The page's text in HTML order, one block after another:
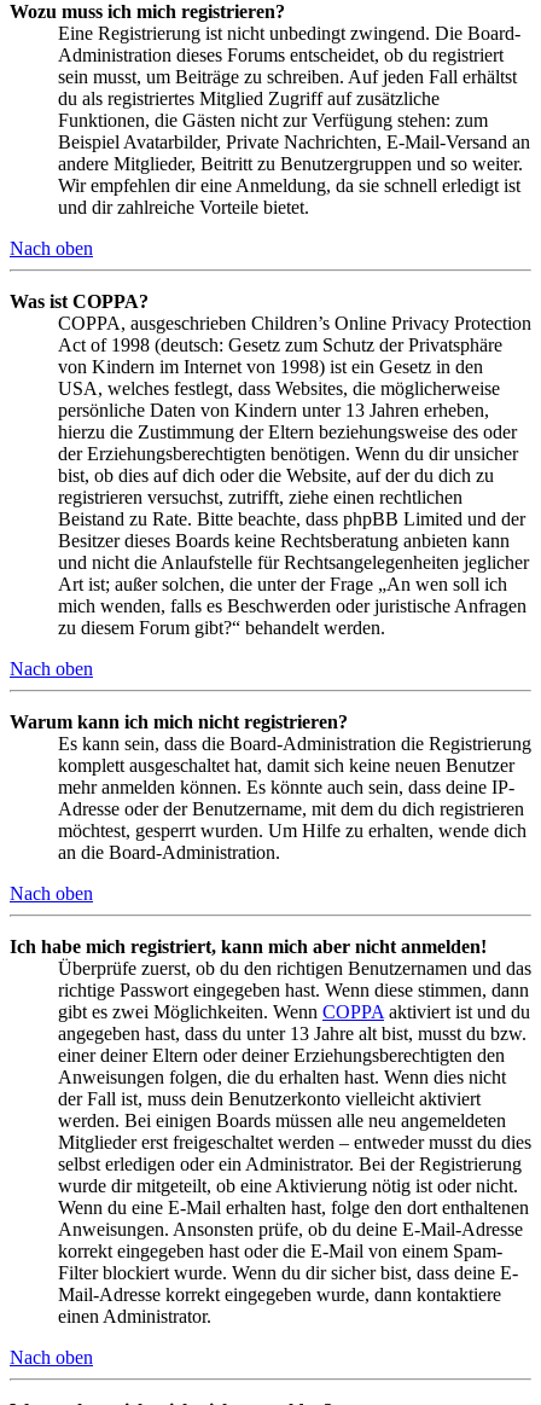
Wozu muss ich mich registrieren?
Eine Registrierung ist nicht unbedingt zwingend. Die Board-
Administration dieses Forums entscheidet, ob du registriert
sein musst, um Beiträge zu schreiben. Auf jeden Fall erhältst
du als registriertes Mitglied Zugriff auf zusätzliche
Funktionen, die Gästen nicht zur Verfügung stehen: zum
Beispiel Avatarbilder, Private Nachrichten, E-Mail-Versand an
andere Mitglieder, Beitritt zu Benutzergruppen und so weiter.
Wir empfehlen dir eine Anmeldung, da sie schnell erledigt ist
und dir zahlreiche Vorteile bietet.
Nach oben
Was ist COPPA?
COPPA, ausgeschrieben Children’s Online Privacy Protection
Act of 1998 (deutsch: Gesetz zum Schutz der Privatsphäre
von Kindern im Internet von 1998) ist ein Gesetz in den
USA, welches festlegt, dass Websites, die möglicherweise
persönliche Daten von Kindern unter 13 Jahren erheben,
hierzu die Zustimmung der Eltern beziehungsweise des oder
der Erziehungsberechtigten benötigen. Wenn du dir unsicher
bist, ob dies auf dich oder die Website, auf der du dich zu
registrieren versuchst, zutrifft, ziehe einen rechtlichen
Beistand zu Rate. Bitte beachte, dass phpBB Limited und der
Besitzer dieses Boards keine Rechtsberatung anbieten kann
und nicht die Anlaufstelle für Rechtsangelegenheiten jeglicher
Art ist; außer solchen, die unter der Frage „An wen soll ich
mich wenden, falls es Beschwerden oder juristische Anfragen
zu diesem Forum gibt?“ behandelt werden.
Nach oben
Warum kann ich mich nicht registrieren?
Es kann sein, dass die Board-Administration die Registrierung
komplett ausgeschaltet hat, damit sich keine neuen Benutzer
mehr anmelden können. Es könnte auch sein, dass deine IP-
Adresse oder der Benutzername, mit dem du dich registrieren
möchtest, gesperrt wurden. Um Hilfe zu erhalten, wende dich
an die Board-Administration.
Nach oben
Ich habe mich registriert, kann mich aber nicht anmelden!
Überprüfe zuerst, ob du den richtigen Benutzernamen und das
richtige Passwort eingegeben hast. Wenn diese stimmen, dann
gibt es zwei Möglichkeiten. Wenn COPPA aktiviert ist und du
angegeben hast, dass du unter 13 Jahre alt bist, musst du bzw.
einer deiner Eltern oder deiner Erziehungsberechtigten den
Anweisungen folgen, die du erhalten hast. Wenn dies nicht
der Fall ist, muss dein Benutzerkonto vielleicht aktiviert
werden. Bei einigen Boards müssen alle neu angemeldeten
Mitglieder erst freigeschaltet werden – entweder musst du dies
selbst erledigen oder ein Administrator. Bei der Registrierung
wurde dir mitgeteilt, ob eine Aktivierung nötig ist oder nicht.
Wenn du eine E-Mail erhalten hast, folge den dort enthaltenen
Anweisungen. Ansonsten prüfe, ob du deine E-Mail-Adresse
korrekt eingegeben hast oder die E-Mail von einem Spam-
Filter blockiert wurde. Wenn du dir sicher bist, dass deine E-
Mail-Adresse korrekt eingegeben wurde, dann kontaktiere
einen Administrator.
Nach oben